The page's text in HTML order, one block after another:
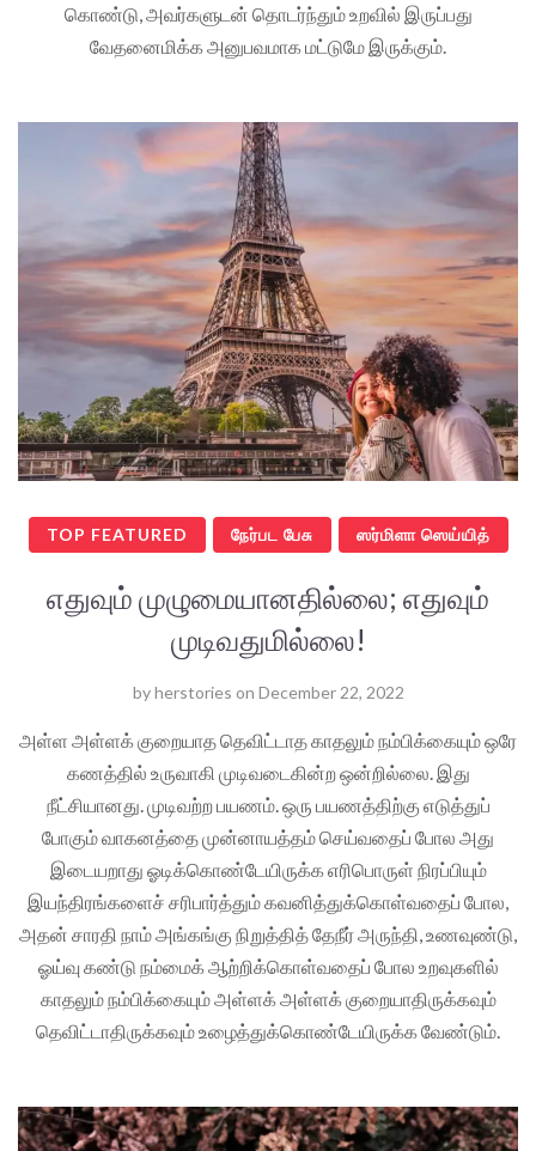
கொண்டு, அவர்களுடன் தொடர்ந்தும் உறவில் இருப்பது
வேதனைமிக்க அனுபவமாக மட்டுமே இருக்கும்.
TOP FEATURED நேர்பட பேசு ஸர்மிளா ஸெய்யித்
எதுவும் முழுமையானதில்லை; எதுவும்
முடிவதுமில்லை!
byherstories on December 22, 2022
அள்ள அள்ளக் குறையாத தெவிட்டாத காதலும் நம்பிக்கையும் ஒரே
கணத்தில் உருவாகி முடிவடைகின்ற ஒன்றில்லை. இது
நீட்சியானது. முடிவற்ற பயணம். ஒரு பயணத்திற்கு எடுத்துப்
போகும் வாகனத்தை முன்னாயத்தம் செய்வதைப் போல அது
இடையறாது ஓடிக்கொண்டேயிருக்க எரிபொருள் நிரப்பியும்
இயந்திரங்களைச் சரிபார்த்தும் கவனித்துக்கொள்வதைப் போல,
அதன் சாரதி நாம் அங்கங்கு நிறுத்தித் தேநீர் அருந்தி, உணவுண்டு,
ஓய்வு கண்டு நம்மைக் ஆற்றிக்கொள்வதைப் போல உறவுகளில்
காதலும் நம்பிக்கையும் அள்ளக் அள்ளக் குறையாதிருக்கவும்
தெவிட்டாதிருக்கவும் உழைத்துக்கொண்டேயிருக்க வேண்டும்.